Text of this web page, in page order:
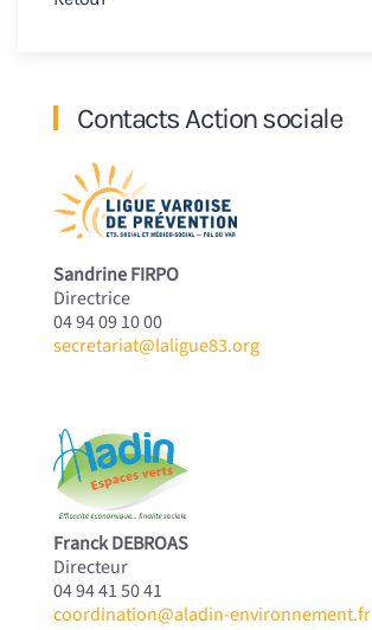
Contacts Action sociale
Sandrine FIRPO
Directrice
04 94 09 10 00
secretariat@laligue83.org
Franck DEBROAS
Directeur
04 94 41 50 41
coordination@aladin-environnement.fr